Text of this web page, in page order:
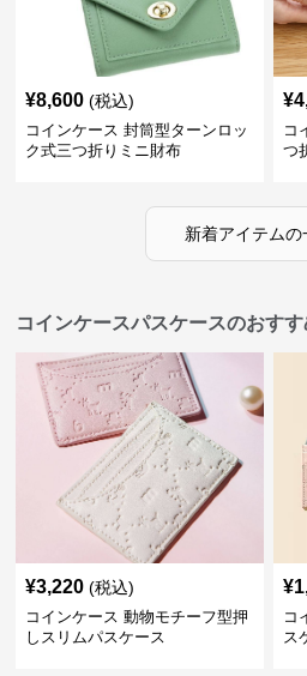
¥8,600 (税込)
コインケース 封筒型ターンロッ
ク式三つ折りミニ財布
¥
コ
つ
新着アイテムの
コインケースパスケースのおす
¥3,220 (税込)
コインケース 動物モチーフ型押
しスリムパスケース
¥
コ
ス